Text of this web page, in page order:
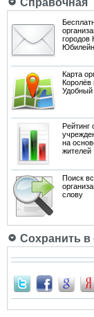
Справочная
городов
Карта
Удобный
Рейтинг
на
жителей
Поиск
слову
Сохранить в